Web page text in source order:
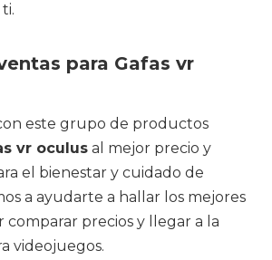
para Gafas vr
este grupo de productos
vr oculus al mejor precio y
el bienestar y cuidado de
a ayudarte a hallar los mejores
comparar precios y llegar a la
videojuegos.